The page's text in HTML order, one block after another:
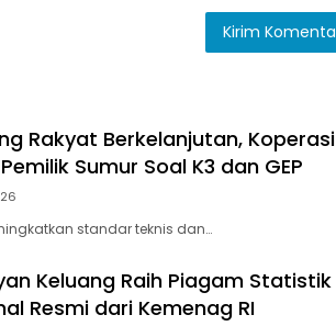
Rakyat Berkelanjutan, Koperasi
Sumur Soal K3 dan GEP
standar teknis dan…
Keluang Raih Piagam Statistik
Resmi dari Kemenag RI